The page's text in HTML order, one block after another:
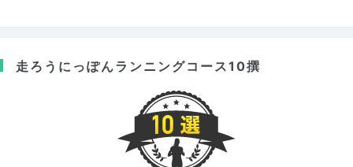
走ろうにっぽんランニングコース10撰